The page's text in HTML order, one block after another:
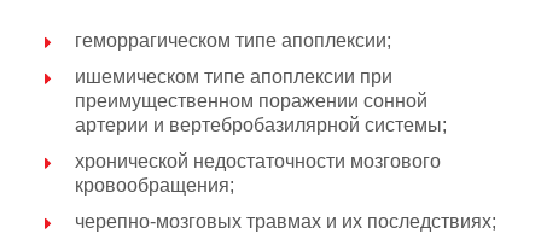
геморрагическом типе апоплексии;
ишемическом типе апоплексии при
преимущественном поражении сонной
артерии и вертебробазилярной системы;
хронической недостаточности мозгового
кровообращения;
черепно-мозговых травмах и их последствиях;